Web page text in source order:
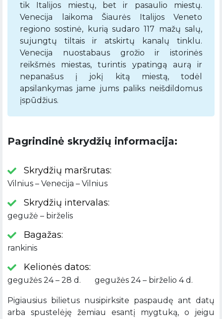
tik Italijos miestų, bet ir pasaulio miestų.
Venecija laikoma Šiaurės Italijos Veneto
regiono sostinė, kurią sudaro 117 mažų salų,
sujungtų tiltais ir atskirtų kanalų tinklu.
Venecija nuostabaus grožio ir istorinės
reikšmės miestas, turintis ypatingą aurą ir
nepanašus į jokį kitą miestą, todėl
apsilankymas jame jums paliks neišdildomus
įspūdžius.
Pagrindinė skrydžių informacija:
Skrydžių maršrutas:
Vilnius – Venecija – Vilnius
Skrydžių intervalas:
gegužė – birželis
Bagažas:
rankinis
Kelionės datos:
gegužės 24 – 28 d. gegužės 24 – birželio 4 d.
Pigiausius bilietus nusipirksite paspaudę ant datų
arba spustelėję žemiau esantį mygtuką, o jeigu